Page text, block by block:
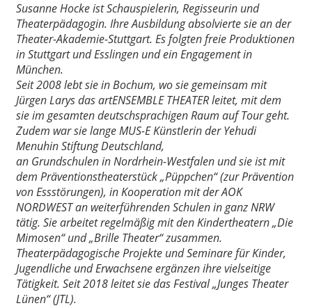
Susanne Hocke ist Schauspielerin, Regisseurin und
Theaterpädagogin. Ihre Ausbildung absolvierte sie an der
Theater-Akademie-Stuttgart. Es folgten freie Produktionen
in Stuttgart und Esslingen und ein Engagement in
München.
Seit 2008 lebt sie in Bochum, wo sie gemeinsam mit
Jürgen Larys das artENSEMBLE THEATER leitet, mit dem
sie im gesamten deutschsprachigen Raum auf Tour geht.
Zudem war sie lange MUS-E Künstlerin der Yehudi
Menuhin Stiftung Deutschland,
an Grundschulen in Nordrhein-Westfalen und sie ist mit
dem Präventionstheaterstück „Püppchen“ (zur Prävention
von Essstörungen), in Kooperation mit der AOK
NORDWEST an weiterführenden Schulen in ganz NRW
tätig. Sie arbeitet regelmäßig mit den Kindertheatern „Die
Mimosen“ und „Brille Theater“ zusammen.
Theaterpädagogische Projekte und Seminare für Kinder,
Jugendliche und Erwachsene ergänzen ihre vielseitige
Tätigkeit. Seit 2018 leitet sie das Festival „Junges Theater
Lünen“ (JTL).